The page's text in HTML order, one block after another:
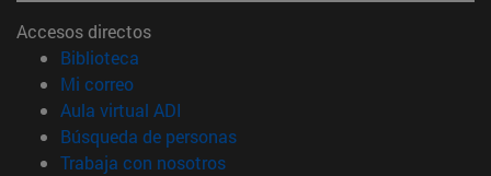
Accesos directos
Biblioteca
Mi correo(abre en nueva ventana)
Aula virtual ADI
Búsqueda de personas(abre en nueva ventana)
Trabaja con nosotros(abre en nueva ventana)